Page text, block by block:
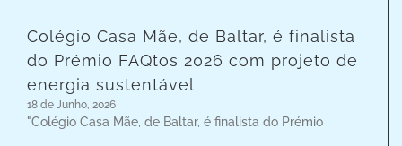
Colégio Casa Mãe, de Baltar, é finalista
do Prémio FAQtos 2026 com projeto de
energia sustentável
18 de Junho, 2026
"Colégio Casa Mãe, de Baltar, é finalista do Prémio